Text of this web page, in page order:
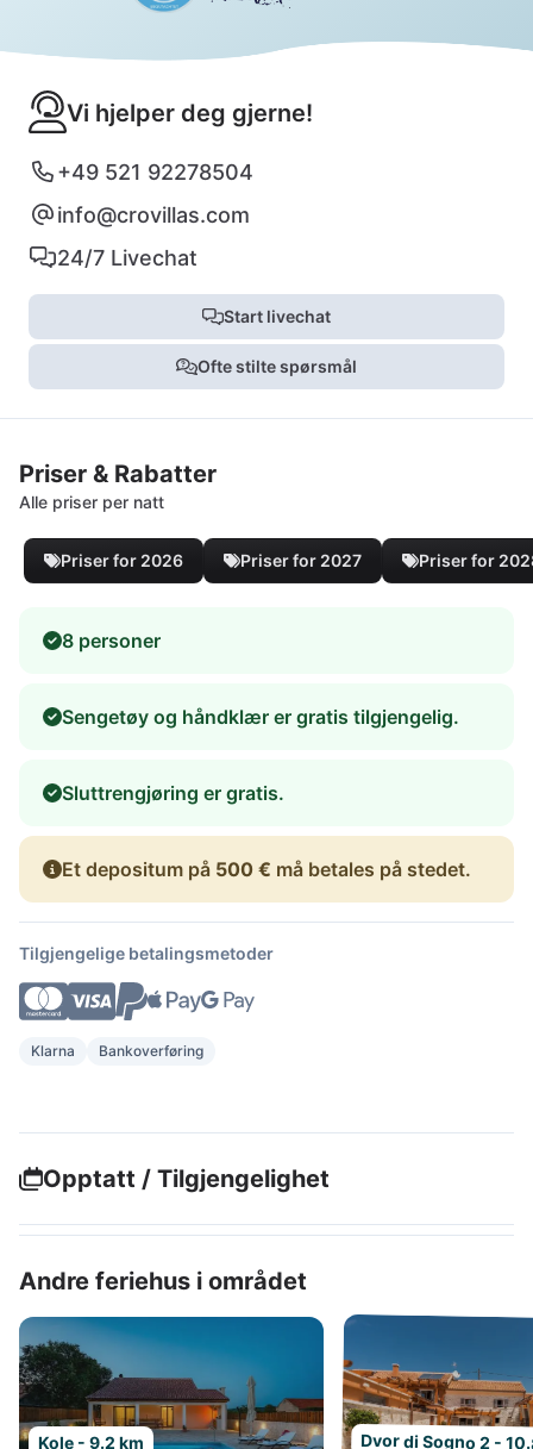
Vi hjelper deg gjerne!
+49 521 92278504
info@crovillas.com
24/7 Livechat
Start livechat
Ofte stilte spørsmål
Priser & Rabatter
Alle priser per natt
Priser for 2026 Priser for 2027 Priser for
8 personer
Sengetøy og håndklær er gratis tilgjengelig.
Sluttrengjøring er gratis.
Et depositum på 500 € må betales på stedet.
Tilgjengelige betalingsmetoder
Klarna Bankoverføring
Opptatt / Tilgjengelighet
Andre feriehus i området
Kole - 9.2 km Dvor di Sogno 2 -